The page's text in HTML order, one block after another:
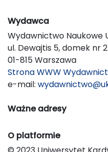
Wydawca
Wydawnictwo Naukowe
ul. Dewajtis 5, domek nr 2
01-815 Warszawa
Strona WWW
e-mail:
Ważne adresy
O platformie